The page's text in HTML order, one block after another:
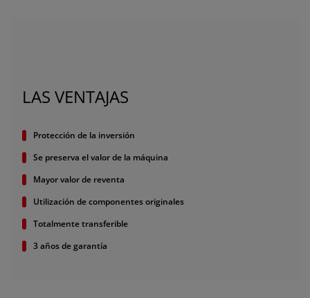
(Deutsch)
(Français)
(Italiano)
(Português)
(Deutsch)
East Europe (English)
LAS VENTAJAS
Protección de la inversión
Se preserva el valor de la máquina
Mayor valor de reventa
Utilización de componentes originales
Totalmente transferible
3 años de garantía